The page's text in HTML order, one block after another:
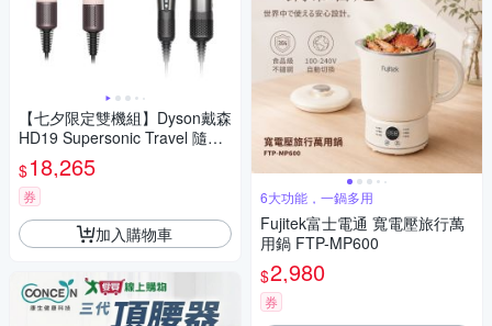
【七夕限定雙機組】Dyson戴森
HD19 Supersonic Travel 隨行
吹風機＋Dyson airstrait 二合一
吹風直髮器 HT01
$18,265
券
加入購物車
6大功能，一鍋多用
Fujitek富士電通 寬電壓旅行萬
用鍋 FTP-MP600
$2,980
券